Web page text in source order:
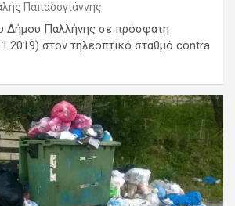
Παπαδογιάννης
Δήμου Παλλήνης σε πρόσφατη
στον τηλεοπτικό σταθμό contra